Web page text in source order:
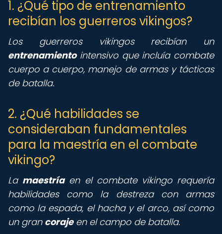
1. ¿Qué tipo de entrenamiento
recibían los guerreros vikingos?
Los guerreros vikingos recibían un
entrenamientointensivo que incluía combate
cuerpo a cuerpo, manejo de armas y tácticas
de batalla.
2. ¿Qué habilidades se
consideraban fundamentales
para la maestría en el combate
vikingo?
La maestríaen el combate vikingo requería
habilidades como la destreza con armas
como la espada, el hacha y el arco, así como
un gran corajeen el campo de batalla.